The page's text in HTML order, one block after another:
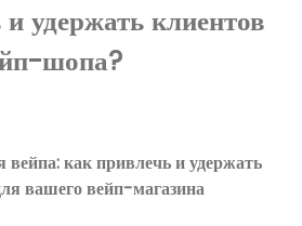
удержать клиентов
шопа?
как привлечь и удержать
вашего вейп-магазина